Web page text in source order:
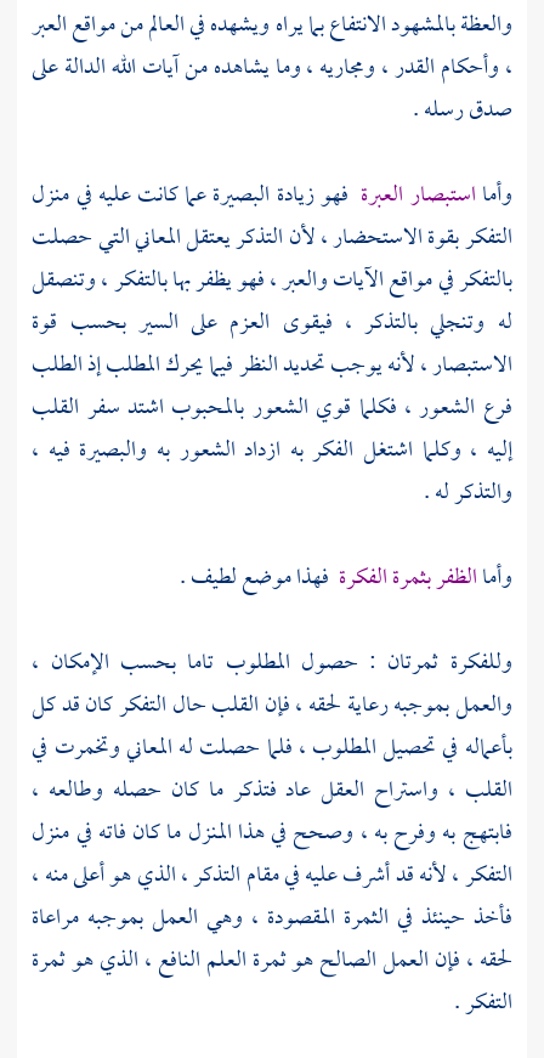
والعظة بالمشهود الانتفاع بما يراه ويشهده في العالم من مواقع العبر
، وأحكام القدر ، ومجاريه ، وما يشاهده من آيات الله الدالة على
صدق رسله .
وأمااستبصار العبرة فهو زيادة البصيرة عما كانت عليه في منزل
التفكر بقوة الاستحضار ، لأن التذكر يعتقل المعاني التي حصلت
بالتفكر في مواقع الآيات والعبر ، فهو يظفر بها بالتفكر ، وتنصقل
له وتنجلي بالتذكر ، فيقوى العزم على السير بحسب قوة
الاستبصار ، لأنه يوجب تحديد النظر فيما يحرك المطلب إذ الطلب
فرع الشعور ، فكلما قوي الشعور بالمحبوب اشتد سفر القلب
إليه ، وكلما اشتغل الفكر به ازداد الشعور به والبصيرة فيه ،
والتذكر له .
وأماالظفر بثمرة الفكرة فهذا موضع لطيف .
وللفكرة ثمرتان : حصول المطلوب تاما بحسب الإمكان ،
والعمل بموجبه رعاية لحقه ، فإن القلب حال التفكر كان قد كل
بأعماله في تحصيل المطلوب ، فلما حصلت له المعاني وتخمرت في
القلب ، واستراح العقل عاد فتذكر ما كان حصله وطالعه ،
فابتهج به وفرح به ، وصحح في هذا المنزل ما كان فاته في منزل
التفكر ، لأنه قد أشرف عليه في مقام التذكر ، الذي هو أعلى منه ،
فأخذ حينئذ في الثمرة المقصودة ، وهي العمل بموجبه مراعاة
لحقه ، فإن العمل الصالح هو ثمرة العلم النافع ، الذي هو ثمرة
التفكر .